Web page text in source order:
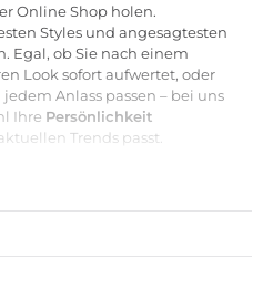
Online Shop holen.
Styles und angesagtesten
Egal, ob Sie nach einem
Look sofort aufwertet, oder
Anlass passen – bei uns
Ihre Persönlichkeit
Trends passt.